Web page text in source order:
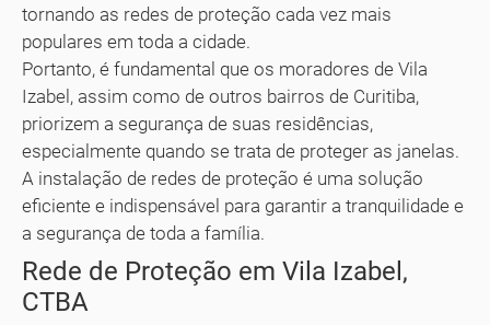
tornando as redes de proteção cada vez mais
populares em toda a cidade.
Portanto, é fundamental que os moradores de Vila
Izabel, assim como de outros bairros de Curitiba,
priorizem a segurança de suas residências,
especialmente quando se trata de proteger as janelas.
A instalação de redes de proteção é uma solução
eficiente e indispensável para garantir a tranquilidade e
a segurança de toda a família.
Rede de Proteção em Vila Izabel,
CTBA